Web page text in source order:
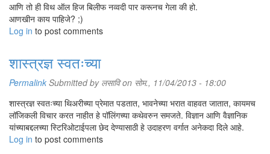
आणि तो ही विथ ऑल हिज बिलीफ नव्वदी पार करूनच गेला की हो.
आणखीन काय पाहिजे? ;)
Log in to post comments
शास्त्रज्ञ स्वतःच्या
Permalink Submitted by लसाविon सोम., 11/04/2013 - 18:00
शास्त्रज्ञ स्वतःच्या थिअरीच्या प्रेमात पडतात, भावनेच्या भरात वाहवत जातात, कायमच
लॉजिकली विचार करत नाहीत हे पॉलिंगच्या कथेवरुन समजते. विज्ञान आणि वैज्ञानिक
यांच्याबद्दलच्या स्टिरिओटाईपला छेद देण्यासाठी हे उदाहरण वर्गात अनेकदा दिले आहे.
Log in to post comments